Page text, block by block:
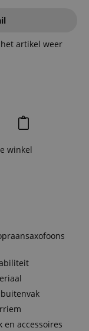
en accessoires
artikel weer
winkel